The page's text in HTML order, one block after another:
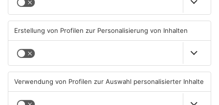
Ausstellung in Bruchköbel
zum Thema "Wasser im
Wohnhausbrand in Maintal:
Zwei Menschen verletzt